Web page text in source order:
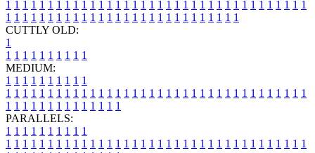
1 1 1 1 1 1 1 1 1 1 1 1 1 1 1 1 1 1 1 1 1 1 1 1 1 1 1 1 1 1 1 1 1 1 1 1
1 1 1 1 1 1 1 1 1 1 1 1 1 1 1 1 1 1 1 1 1 1 1 1 1 1 1 1
CUTTLY OLD:
1
1 1 1 1 1 1 1 1 1 1
MEDIUM:
1 1 1 1 1 1 1 1 1 1
1 1 1 1 1 1 1 1 1 1 1 1 1 1 1 1 1 1 1 1 1 1 1 1 1 1 1 1 1 1 1 1 1 1 1 1
1 1 1 1 1 1 1 1 1 1 1 1 1 1
PARALLELS:
1 1 1 1 1 1 1 1 1 1
1 1 1 1 1 1 1 1 1 1 1 1 1 1 1 1 1 1 1 1 1 1 1 1 1 1 1 1 1 1 1 1 1 1 1 1